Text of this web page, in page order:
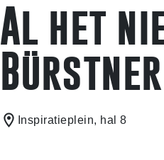
Al het
Bürstner
Inspiratieplein, hal 8